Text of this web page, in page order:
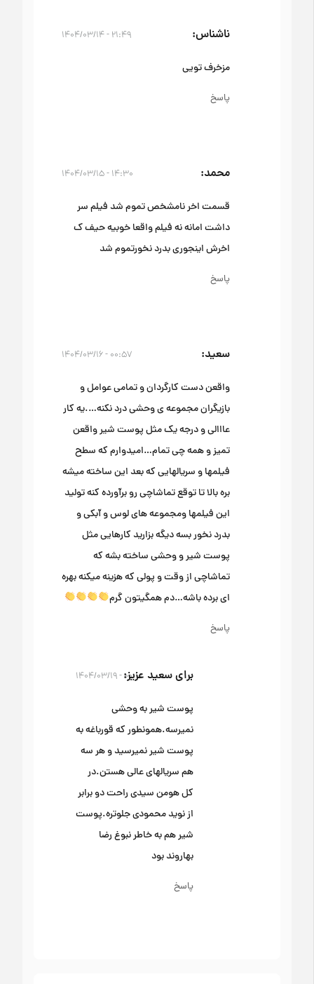
ناشناس ۲۱:۴۹ - ۱۴۰۴/۰۳/۱۴
مزخرف تویی
پاسخ
محمد ۱۴:۳۰ - ۱۴۰۴/۰۳/۱۵
قسمت اخر نامشخص تموم شد فیلم سر
داشت امانه نه فیلم واقعا خوبیه حیف ک
اخرش اینجوری بدرد نخورتموم شد
پاسخ
سعید ۰۰:۵۷ - ۱۴۰۴/۰۳/۱۶
واقعن دست کارگردان و تمامی عوامل و
بازیگران مجموعه ی وحشی درد نکنه….یه کار
عااالی و درجه یک مثل پوست شیر واقعن
تمیز و همه چی تمام…امیدوارم که سطح
فیلمها و سریالهایی که بعد این ساخته میشه
بره بالا تا توقع تماشاچی رو برآورده کنه تولید
این فیلمها ومجموعه های لوس و آبکی و
بدرد نخور بسه دیگه بزارید کارهایی مثل
پوست شیر و وحشی ساخته بشه که
تماشاچی از وقت و پولی که هزینه میکنه بهره
ای برده باشه…دم همگیتون گرم
پاسخ
برای سعید عزیز
۰۰:۱۰ - ۱۴۰۴/۰۳/۱۹
پوست شیر به وحشی
نمیرسه.همونطور که قورباغه به
پوست شیر نمیرسید و هر سه
هم سریالهای عالی هستن.در
کل هومن سیدی راحت دو برابر
از نوید محمودی جلوتره‌.پوست
شیر هم به خاطر نبوغ رضا
بهاروند بود
پاسخ